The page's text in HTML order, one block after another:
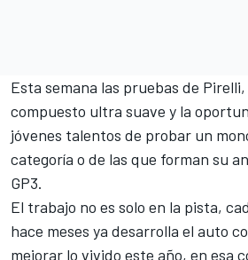
Esta semana las pruebas de
compuesto ultra suave y la
jóvenes talentos de probar un
categoría o de las que forman su
GP3.
El trabajo no es solo en la pista,
hace meses ya desarrolla el auto
mejorar lo vivido este año, en esa